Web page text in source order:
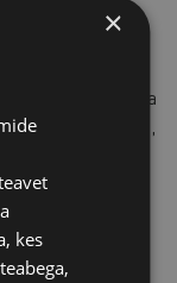
Teil ära täita
Teie ettevõtte,
Palume täita
×
kes